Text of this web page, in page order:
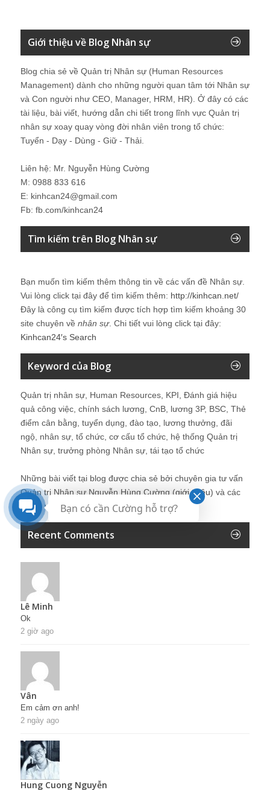
Giới thiệu về Blog Nhân sự
Blog chia sẻ về Quản trị Nhân sự (Human Resources
Management) dành cho những người quan tâm tới Nhân sự
và Con người như CEO, Manager, HRM, HR). Ở đây có các
tài liệu, bài viết, hướng dẫn chi tiết trong lĩnh vực Quản trị
nhân sự xoay quay vòng đời nhân viên trong tổ chức:
Tuyển - Dạy - Dùng - Giữ - Thải.
Liên hệ: Mr. Nguyễn Hùng Cường
M: 0988 833 616
E: kinhcan24@gmail.com
Fb: fb.com/kinhcan24
Tìm kiếm trên Blog Nhân sự
Bạn muốn tìm kiếm thêm thông tin về các vấn đề Nhân sự
Vui lòng click tại đây để tìm kiếm thêm: http://kinhcan.net/
Đây là công cụ tìm kiếm được tích hợp tìm kiếm khoảng 30
site chuyên về nhân sự. Chi tiết vui lòng click tại đây:
Kinhcan24′s Search
Keyword của Blog
Quản trị nhân sự, Human Resources, KPI, Đánh giá hiệu
quả công việc, chính sách lương, CnB, lương 3P, BSC, Thẻ
điểm cân bằng, tuyển dụng, đào tạo, lương thưởng, đãi
ngộ, nhân sự, tổ chức, cơ cấu tổ chức, hệ thống Quản trị
Nhân sự, trưởng phòng Nhân sự, tái tạo tổ chức
Những bài viết tại blog được chia sẻ bởi chuyên gia tư vấn
Quản trị Nhân sự Nguyễn Hùng Cường (giới thiệu) và các
thành viên khác trong cộng đồng Nhân sự.
Recent Comments
Lê Minh
Ok
2 giờ ago
Vân
Em cảm ơn anh!
2 ngày ago
Hung Cuong Nguyễn
Bạn có cần Cường hỗ trợ?